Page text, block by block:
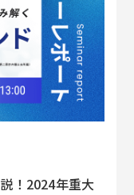
！2024年重大